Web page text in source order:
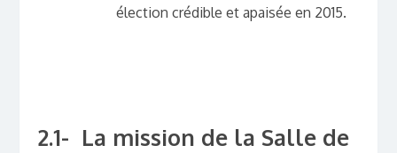
élection crédible et apaisée en 2015.
2.1- La mission de la Salle de